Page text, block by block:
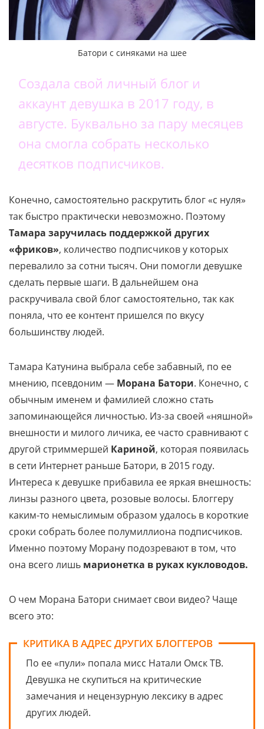
Батори с синяками на шее
Создала свой личный блог и
аккаунт девушка в 2017 году, в
августе. Буквально за пару месяцев
она смогла собрать несколько
десятков подписчиков.
Конечно, самостоятельно раскрутить блог «с нуля»
так быстро практически невозможно. Поэтому
Тамара заручилась поддержкой других
«фриков», количество подписчиков у которых
перевалило за сотни тысяч. Они помогли девушке
сделать первые шаги. В дальнейшем она
раскручивала свой блог самостоятельно, так как
поняла, что ее контент пришелся по вкусу
большинству людей.
Тамара Катунина выбрала себе забавный, по ее
мнению, псевдоним — Морана Батори. Конечно, с
обычным именем и фамилией сложно стать
запоминающейся личностью. Из-за своей «няшной»
внешности и милого личика, ее часто сравнивают с
другой стриммершей Кариной, которая появилась
в сети Интернет раньше Батори, в 2015 году.
Интереса к девушке прибавила ее яркая внешность:
линзы разного цвета, розовые волосы. Блоггеру
каким-то немыслимым образом удалось в короткие
сроки собрать более полумиллиона подписчиков.
Именно поэтому Морану подозревают в том, что
она всего лишь марионетка в руках кукловодов.
О чем Морана Батори снимает свои видео? Чаще
всего это:
КРИТИКА В АДРЕС ДРУГИХ БЛОГГЕРОВ
По ее «пули» попала мисс Натали Омск ТВ.
Девушка не скупиться на критические
замечания и нецензурную лексику в адрес
других людей.